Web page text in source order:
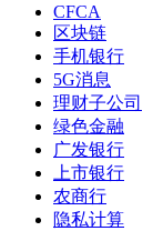
CFCA
区块链
手机银行
5G消息
理财子公司
绿色金融
广发银行
上市银行
农商行
隐私计算